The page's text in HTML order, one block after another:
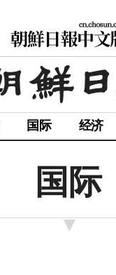
国际 经济
国际